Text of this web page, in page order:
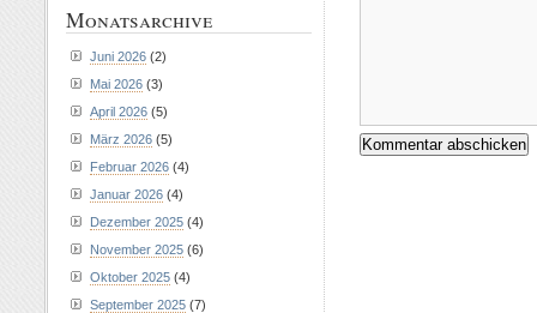
Monatsarchive
Juni 2026 (2)
Mai 2026 (3)
April 2026 (5)
März 2026 (5)
Februar 2026 (4)
Januar 2026 (4)
Dezember 2025 (4)
November 2025 (6)
Oktober 2025 (4)
September 2025 (7)